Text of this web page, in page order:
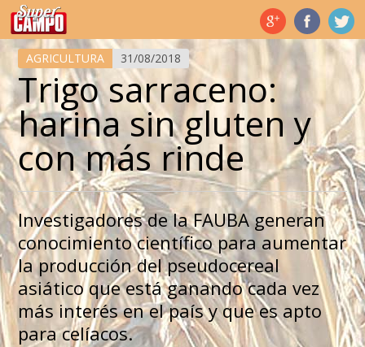
Temas de hoy
AGRICULTURA 31/08/2018
Trigo sarraceno:
harina sin gluten y
con más rinde
Investigadores de la FAUBA generan
conocimiento científico para aumentar
la producción del pseudocereal
asiático que está ganando cada vez
más interés en el país y que es apto
para celíacos.